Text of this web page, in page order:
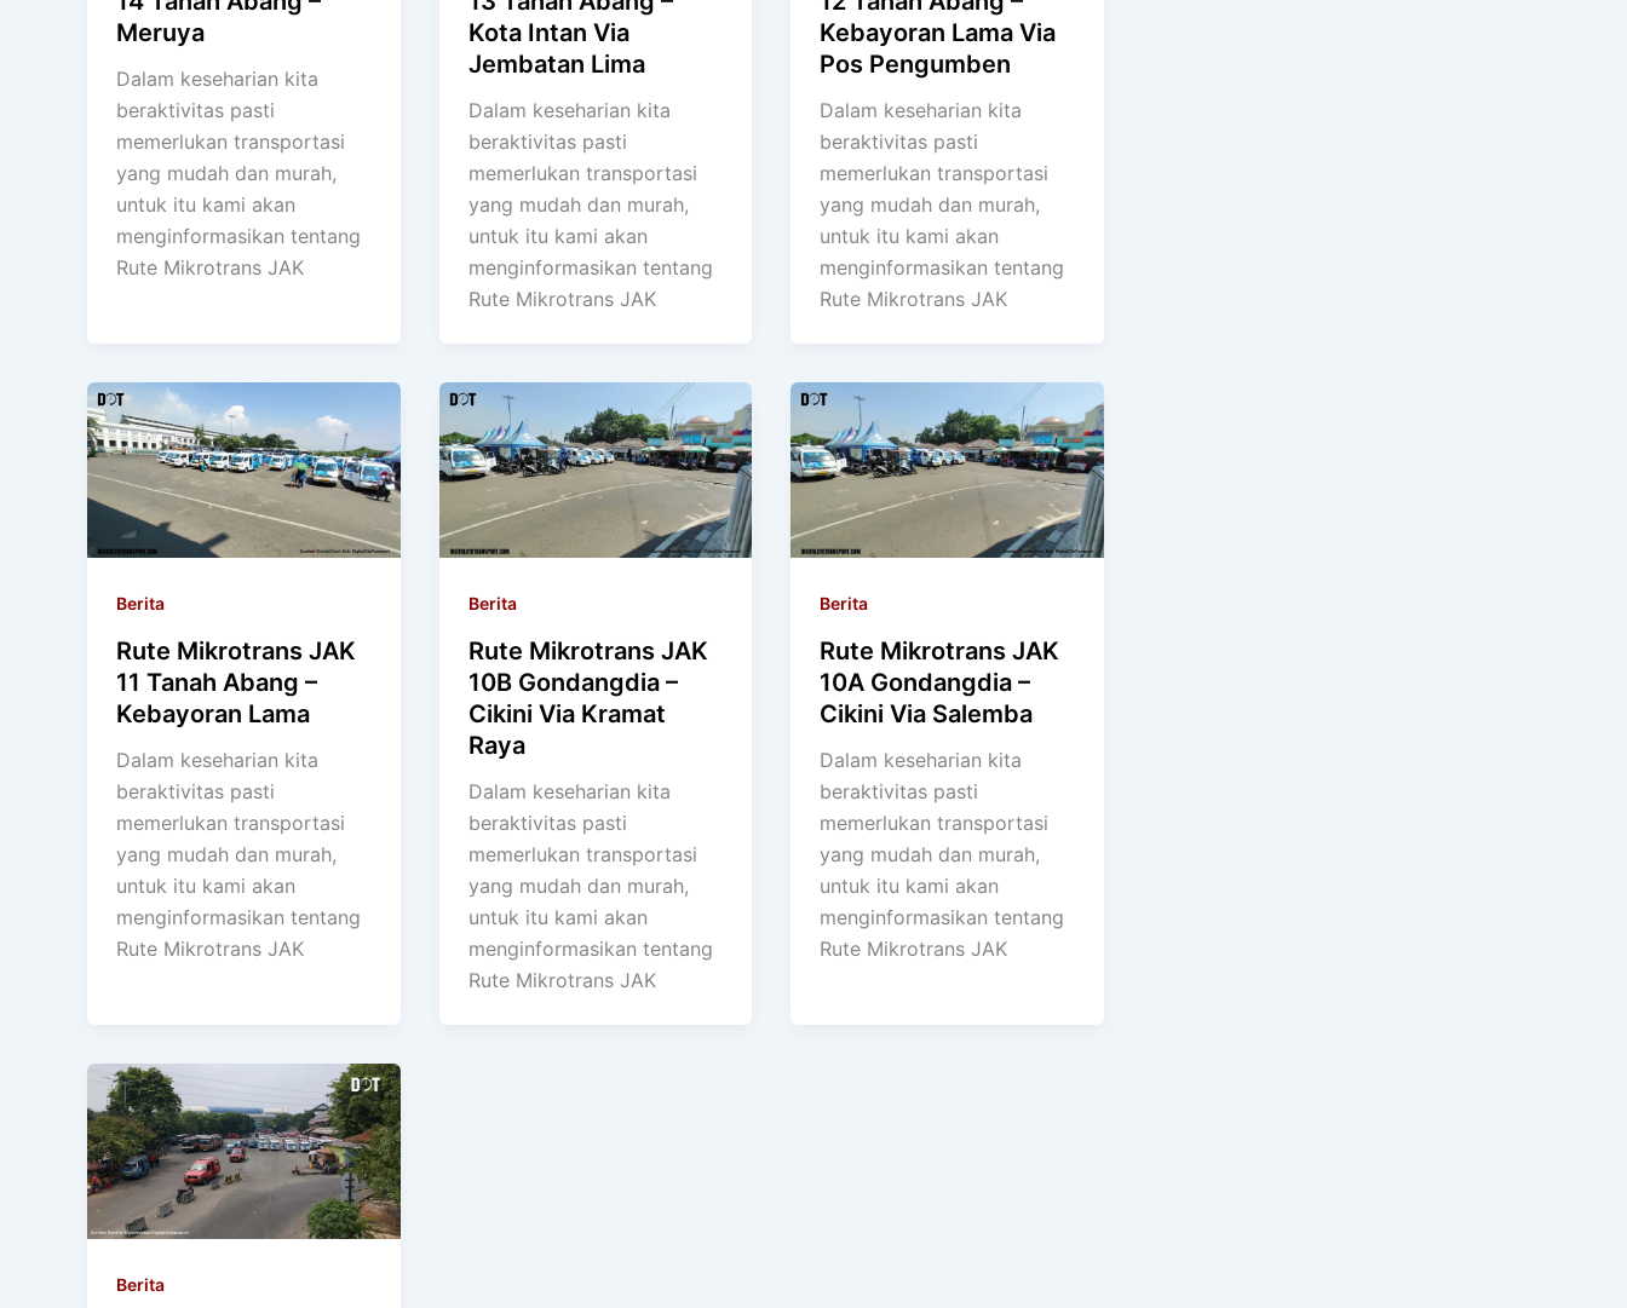
Meruya
Dalam keseharian kita
beraktivitas pasti
memerlukan transportasi
yang mudah dan murah,
untuk itu kami akan
menginformasikan tentang
Rute Mikrotrans JAK
Kota Intan Via
Jembatan Lima
Dalam keseharian kita
beraktivitas pasti
memerlukan transportasi
yang mudah dan murah,
untuk itu kami akan
menginformasikan tentang
Rute Mikrotrans JAK
Kebayoran Lama Via
Pos Pengumben
Dalam keseharian kita
beraktivitas pasti
memerlukan transportasi
yang mudah dan murah,
untuk itu kami akan
menginformasikan tentang
Rute Mikrotrans JAK
Berita
Rute Mikrotrans JAK
11 Tanah Abang –
Kebayoran Lama
Dalam keseharian kita
beraktivitas pasti
memerlukan transportasi
yang mudah dan murah,
untuk itu kami akan
menginformasikan tentang
Rute Mikrotrans JAK
Berita
Rute Mikrotrans JAK
10B Gondangdia –
Cikini Via Kramat
Raya
Dalam keseharian kita
beraktivitas pasti
memerlukan transportasi
yang mudah dan murah,
untuk itu kami akan
menginformasikan tentang
Rute Mikrotrans JAK
Berita
Rute Mikrotrans JAK
10A Gondangdia –
Cikini Via Salemba
Dalam keseharian kita
beraktivitas pasti
memerlukan transportasi
yang mudah dan murah,
untuk itu kami akan
menginformasikan tentang
Rute Mikrotrans JAK
Berita